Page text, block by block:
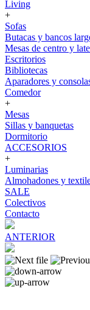
Living
+
Sofas
Butacas y bancos
Mesas de centro y
Escritorios
Bibliotecas
Aparadores y
Comedor
+
Mesas
Sillas y banquetas
Dormitorio
ACCESORIOS
+
Luminarias
Almohadones y
SALE
Colectivos
Contacto
ANTERIOR